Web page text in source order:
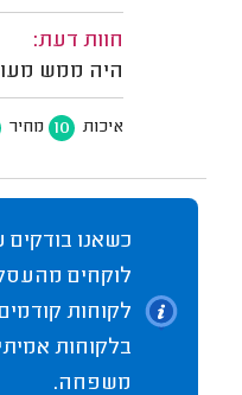
חוות דעת:
היה ממש
איכות 10 מחיר
כשאנו
לוקחים
לקוחות
בלקוחות
משפחה.